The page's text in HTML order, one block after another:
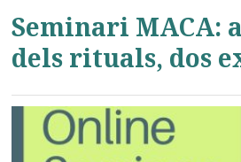
Seminari MACA:
dels rituals, dos